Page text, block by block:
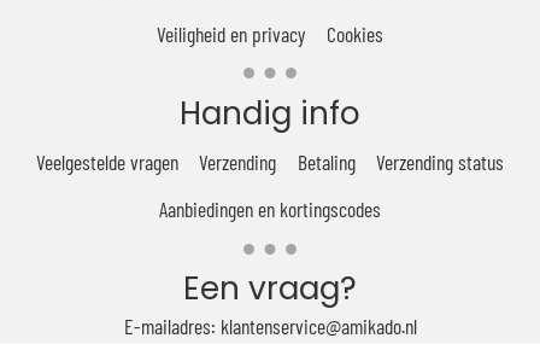
Veiligheid en privacy
Cookies
Handig info
Veelgestelde vragen Verzending Betaling
Verzending status
Aanbiedingen en kortingscodes
Een vraag?
E-mailadres: klantenservice@amikado.nl